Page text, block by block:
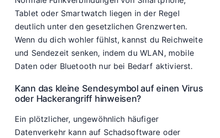
Tablet oder Smartwatch liegen in der Regel
deutlich unter den gesetzlichen Grenzwerten.
Wenn du dich wohler fühlst, kannst du Reichweite
und Sendezeit senken, indem du WLAN, mobile
Daten oder Bluetooth nur bei Bedarf aktivierst.
Kann das kleine Sendesymbol auf einen Virus
oder Hackerangriff hinweisen?
Ein plötzlicher, ungewöhnlich häufiger
Datenverkehr kann auf Schadsoftware oder